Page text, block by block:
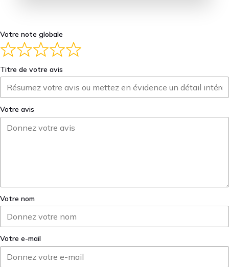
Votre note globale
Titre de votre avis
Votre avis
Votre nom
Votre e-mail